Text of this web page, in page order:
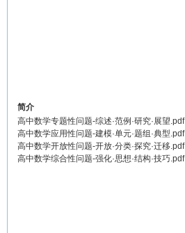
简介
高中数学专题性问题-综述·范例·研究·展望.pdf
高中数学应用性问题-建模·单元·题组·典型.pdf
高中数学开放性问题-开放·分类·探究·迁移.pdf
高中数学综合性问题-强化·思想·结构·技巧.pdf